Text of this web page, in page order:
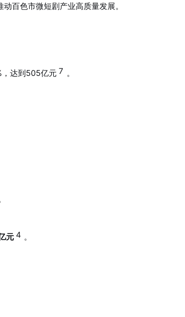
百色市微短剧产业高质量发展。
达到505亿元 7 。
元 4 。